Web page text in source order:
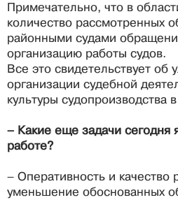
Примечательно, что в
количество рассмотренных
районными судами
организацию работы судов.
Все это свидетельствует об
организации судебной
культуры судопроизводства
– Какие еще задачи сегодня
работе?
– Оперативность и качество
уменьшение обоснованных